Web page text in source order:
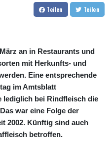
CUC 1.156162
CUP 30.638304
DKK 7.475775
67.310518
153.693346
57.714706
17.342436
ETB 186.10863
2.553443
0.857585
Teilen Teilen
an in Restaurants und
mit Herkunfts- und
Eine entsprechende
im Amtsblatt
bei Rindfleisch die
war eine Folge der
2002. Künftig sind auch
betroffen.